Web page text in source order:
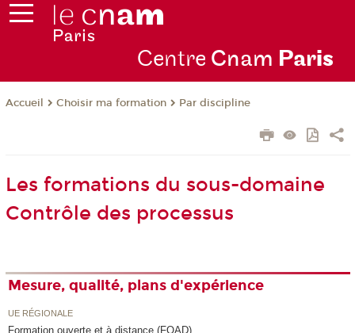
Centre Cnam Paris
Accueil Choisir ma formation Par discipline
Les formations du sous-domaine
Contrôle des processus
Mesure, qualité, plans d'expérience
UE RÉGIONALE
Formation ouverte et à distance (FOAD)